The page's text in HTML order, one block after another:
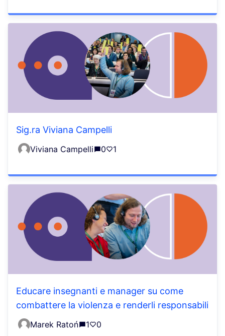
Sig.ra Viviana Campelli
Viviana Campelli 0 1
Educare insegnanti e manager su come
combattere la violenza e renderli responsabili
Marek Ratoń 1 0